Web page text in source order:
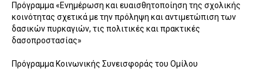
Πρόγραμμα «Ενημέρωση και ευαισθητοποίηση της σχολικής
κοινότητας σχετικά με την πρόληψη και αντιμετώπιση των
δασικών πυρκαγιών, τις πολιτικές και πρακτικές
δασοπροστασίας»
Πρόγραμμα Κοινωνικής Συνεισφοράς του Ομίλου